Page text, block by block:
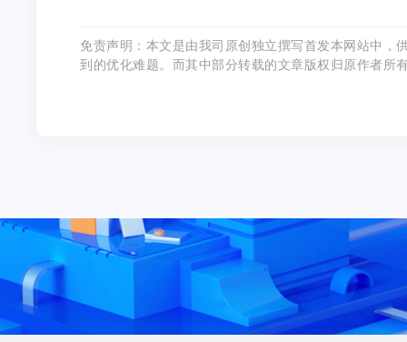
免责声明：本文是由我司原创独立撰写首发本网站中，
到的优化难题。而其中部分转载的文章版权归原作者所